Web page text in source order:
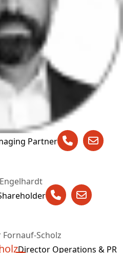
Partner
Director Operations & PR